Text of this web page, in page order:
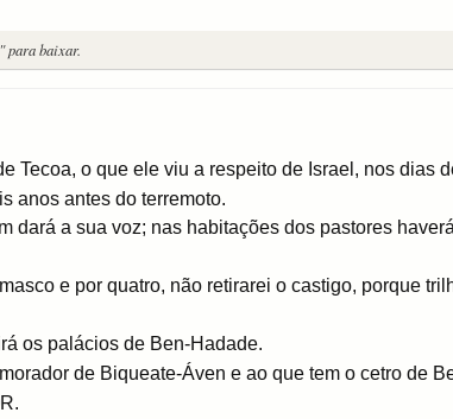
para baixar.
Tecoa, o que ele viu a respeito de Israel, nos dias
anos antes do terremoto.
dará a sua voz; nas habitações dos pastores
e por quatro, não retirarei o castigo, porque
os palácios de Ben-Hadade.
de Biqueate-Áven e ao que tem o cetro de